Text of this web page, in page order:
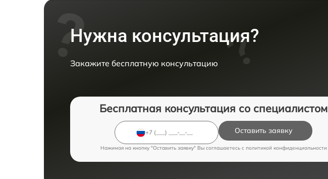
Нужна консультация?
Закажите бесплатную консультацию
Бесплатная консультация со специалистом
Оставить заявку
Нажимая на кнопку "Оставить заявку" Вы соглашаетесь c политикой конфиденциальности